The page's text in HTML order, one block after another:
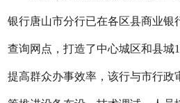
银行唐山市分行已在各区县商业银
查询网点，打造了中心城区和县城
提高群众办事效率，该行与市行政